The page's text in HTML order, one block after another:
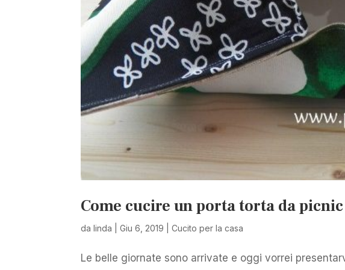
Come cucire un porta torta da picnic
dalinda |Giu 6, 2019 |Cucito per la casa
Le belle giornate sono arrivate e oggi vorrei